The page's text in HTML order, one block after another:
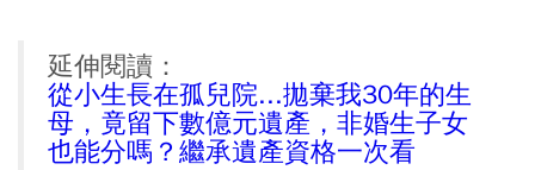
延伸閱讀：
從小生長在孤兒院...拋棄我30年的生
母，竟留下數億元遺產，非婚生子女
也能分嗎？繼承遺產資格一次看